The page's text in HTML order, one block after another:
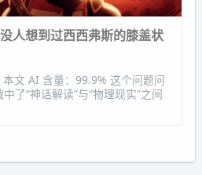
人想到过西西弗斯的膝盖状
本文 AI 含量：99.9% 这个问题问
了“神话解读”与“物理现实”之间